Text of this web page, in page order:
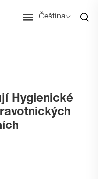
Čeština
Hygienické